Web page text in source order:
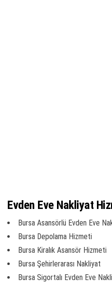
Evden Eve Nakliyat
Bursa Asansörlü Evden Eve
Bursa Depolama Hizmeti
Bursa Kiralık Asansör Hizmeti
Bursa Şehirlerarası Nakliyat
Bursa Sigortalı Evden Eve